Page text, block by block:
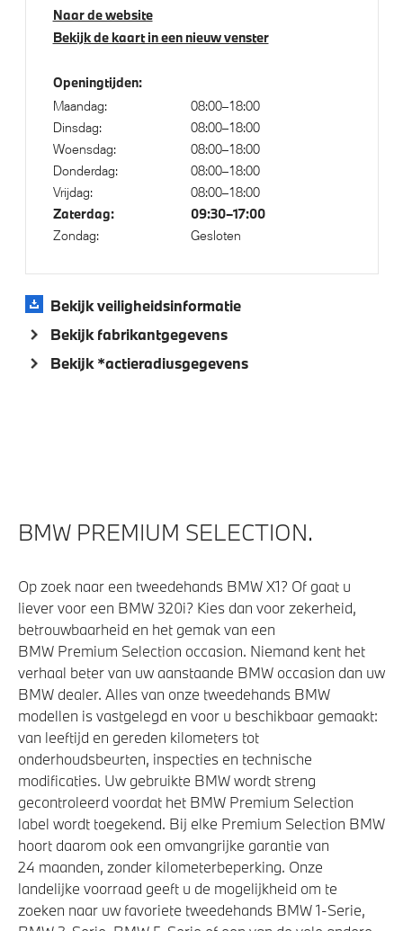
Extra getint glas in achterportierruiten en achterruit
Geluidswerende ramen
BMW Iconic Glow nierengrille
Adaptieve LED koplampen
M Hoogglans Shadow Line met uitgebreide omvang
M Koplampen Shadow Line
M Sportremsysteem Rot
Trekhaak met elektrisch wegklapbare kogel
Raamomlijsting M hoogglans Shadow Line
Klimaatbeheersing
Massagefunctie voor beide voorstoelen
Driving Assistant Professional
High-beam assistant
Bekerhouders met temperatuur functie
Verwarmde stoelen voor en achter
Alarmsysteem klasse 3 (VbV/SCM)
Bandenspanningsweergavesysteem
Parking Assistant Professional
Automatisch dimmende binnen- en buitenspiegel
bestuurderzijde
Soft-Close-Automatic voor portieren
Aandrijving en onderstel
Naar de website
Bekijk de kaart in een nieuw venster
Openingtijden:
Maandag:
08:00–18:00
Dinsdag:
08:00–18:00
Woensdag:
08:00–18:00
Donderdag:
08:00–18:00
Vrijdag:
08:00–18:00
Zaterdag: 09:30–17:00
Zondag: Gesloten
Bekijk veiligheidsinformatie
Bekijk fabrikantgegevens
Bekijk *actieradiusgegevens
BMW PREMIUM SELECTION.
Op zoek naar een tweedehands BMW X1? Of gaat u
liever voor een BMW 320i? Kies dan voor zekerheid,
betrouwbaarheid en het gemak van een
BMW Premium Selection occasion. Niemand kent het
verhaal beter van uw aanstaande BMW occasion dan uw
BMW dealer. Alles van onze tweedehands BMW
modellen is vastgelegd en voor u beschikbaar gemaakt:
van leeftijd en gereden kilometers tot
onderhoudsbeurten, inspecties en technische
modificaties. Uw gebruikte BMW wordt streng
gecontroleerd voordat het BMW Premium Selection
label wordt toegekend. Bij elke Premium Selection BMW
hoort daarom ook een omvangrijke garantie van
24 maanden, zonder kilometerbeperking. Onze
landelijke voorraad geeft u de mogelijkheid om te
zoeken naar uw favoriete tweedehands BMW 1-Serie,